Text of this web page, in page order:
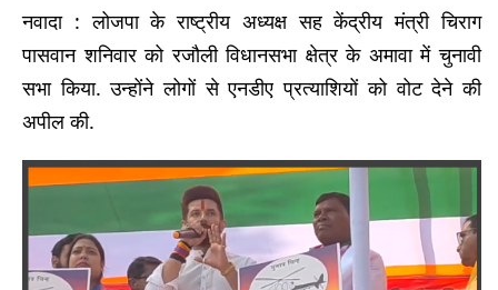
नवादा : लोजपा के राष्ट्रीय अध्यक्ष सह केंद्रीय मंत्री चिराग
पासवान शनिवार को रजौली विधानसभा क्षेत्र के अमावा में चुनावी
सभा किया. उन्होंने लोगों से एनडीए प्रत्याशियों को वोट देने की
अपील की.